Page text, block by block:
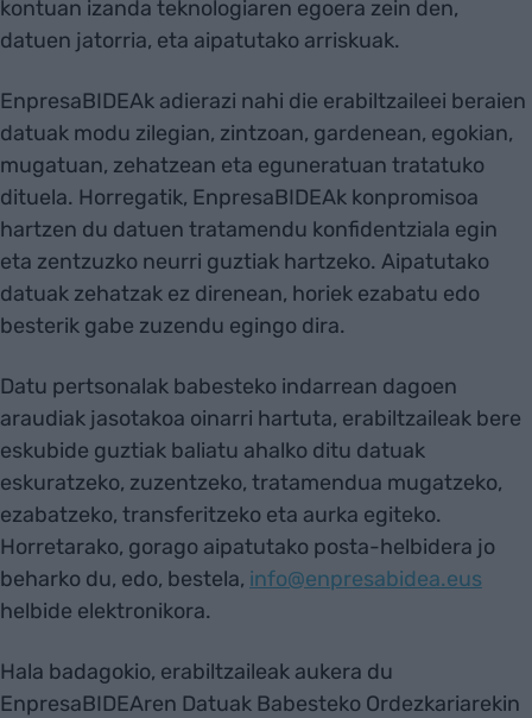
kontuan izanda teknologiaren egoera zein den,
datuen jatorria, eta aipatutako arriskuak.
EnpresaBIDEAk adierazi nahi die erabiltzaileei beraien
datuak modu zilegian, zintzoan, gardenean, egokian,
mugatuan, zehatzean eta eguneratuan tratatuko
dituela. Horregatik, EnpresaBIDEAk konpromisoa
hartzen du datuen tratamendu konfidentziala egin
eta zentzuzko neurri guztiak hartzeko. Aipatutako
datuak zehatzak ez direnean, horiek ezabatu edo
besterik gabe zuzendu egingo dira.
Datu pertsonalak babesteko indarrean dagoen
araudiak jasotakoa oinarri hartuta, erabiltzaileak bere
eskubide guztiak baliatu ahalko ditu datuak
eskuratzeko, zuzentzeko, tratamendua mugatzeko,
ezabatzeko, transferitzeko eta aurka egiteko.
Horretarako, gorago aipatutako posta-helbidera jo
beharko du, edo, bestela, info@enpresabidea.eus
helbide elektronikora.
Hala badagokio, erabiltzaileak aukera du
EnpresaBIDEAren Datuak Babesteko Ordezkariarekin